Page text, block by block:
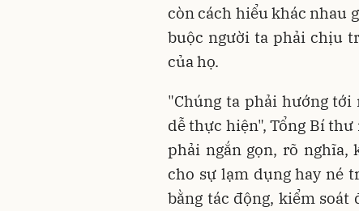
còn cách hiểu khác nhau
buộc người ta phải chịu
của họ.
"Chúng ta phải hướng
dễ thực hiện", Tổng Bí
phải ngắn gọn, rõ nghĩa,
cho sự lạm dụng hay né
bằng tác động, kiểm